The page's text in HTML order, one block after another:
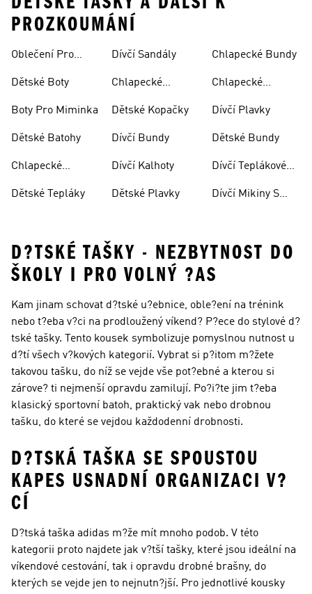
PROZKOUMÁNÍ
Oblečení Pro
Dětské Boty
Boty Pro Miminka
Dětské Batohy
Chlapecké
Dětské Tepláky
Dívčí Sandály
Chlapecké
Dětské Kopačky
Dívčí Bundy
Dívčí Kalhoty
Dětské Plavky
Chlapecké Bundy
Chlapecké
Soupravy
Dívčí Plavky
Dětské Bundy
Dívčí Teplákové
Dívčí Mikiny S
D?TSKÉ TAŠKY - NEZBYTNOST DO
ŠKOLY I PRO VOLNÝ ?AS
Kam jinam schovat d?tské u?ebnice, oble?ení na trénink
nebo t?eba v?ci na prodloužený víkend? P?ece do stylové d?
tské tašky. Tento kousek symbolizuje pomyslnou nutnost u
d?tí všech v?kových kategorií. Vybrat si p?itom m?žete
takovou tašku, do níž se vejde vše pot?ebné a kterou si
zárove? ti nejmenší opravdu zamilují. Po?i?te jim t?eba
klasický sportovní batoh, praktický vak nebo drobnou
tašku, do které se vejdou každodenní drobnosti.
D?TSKÁ TAŠKA SE SPOUSTOU
KAPES USNADNÍ ORGANIZACI V?
CÍ
D?tská taška adidas m?že mít mnoho podob. V této
kategorii proto najdete jak v?tší tašky, které jsou ideální na
víkendové cestování, tak i opravdu drobné brašny, do
kterých se vejde jen to nejnutn?jší. Pro jednotlivé kousky